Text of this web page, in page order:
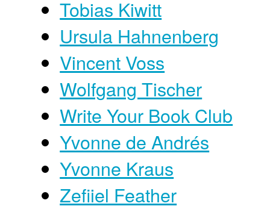
Tobias Kiwitt
Ursula Hahnenberg
Vincent Voss
Wolfgang Tischer
Write Your Book Club
Yvonne de Andrés
Yvonne Kraus
Zefiiel Feather